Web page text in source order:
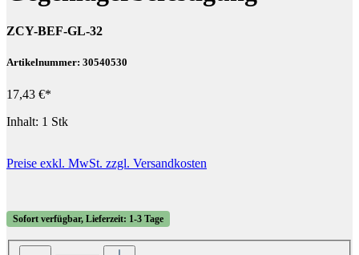
ZCY-BEF-GL-32
Artikelnummer: 30540530
17,43 €*
Inhalt: 1 Stk
Preise exkl. MwSt. zzgl. Versandkosten
Sofort verfügbar, Lieferzeit: 1-3 Tage